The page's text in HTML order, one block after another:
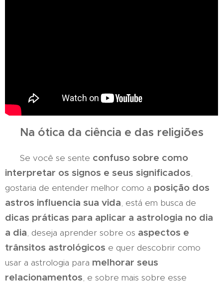
Na ótica da ciência e das religiões
Se você se sente confuso sobre como
interpretar os signos e seus significados,
gostaria de entender melhor como a posição dos
astros influencia sua vida, está em busca de
dicas práticas para aplicar a astrologia no dia
a dia, deseja aprender sobre os aspectos e
trânsitos astrológicos e quer descobrir como
usar a astrologia para melhorar seus
relacionamentos, e sobre mais sobre esse